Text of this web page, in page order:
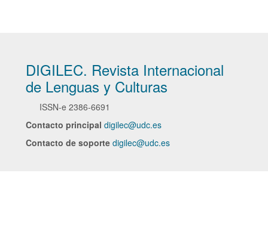
DIGILEC. Revista Internacional
de Lenguas y Culturas
ISSN-e 2386-6691
Contacto principal digilec@udc.es
Contacto de soporte digilec@udc.es